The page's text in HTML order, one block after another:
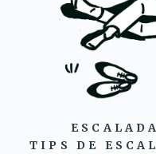
TIPS DE